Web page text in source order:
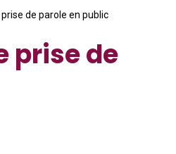
de parole en public
prise de